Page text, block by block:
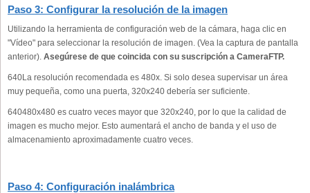
Paso 3: Configurar la resolución de la imagen
Utilizando la herramienta de configuración web de la cámara, haga clic en
"Vídeo" para seleccionar la resolución de imagen. (Vea la captura de pantalla
anterior). Asegúrese de que coincida con su suscripción a CameraFTP.
640La resolución recomendada es 480x. Si solo desea supervisar un área
muy pequeña, como una puerta, 320x240 debería ser suficiente.
640480x480 es cuatro veces mayor que 320x240, por lo que la calidad de
imagen es mucho mejor. Esto aumentará el ancho de banda y el uso de
almacenamiento aproximadamente cuatro veces.
Paso 4: Configuración inalámbrica